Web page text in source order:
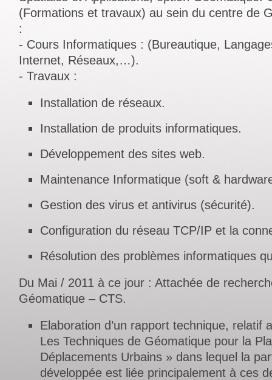
(Formations et travaux) au sein du centre de
:
- Cours Informatiques : (Bureautique,
Internet, Réseaux,…).
- Travaux :
Installation de réseaux.
Installation de produits informatiques.
Développement des sites web.
Maintenance Informatique (soft &
Gestion des virus et antivirus (sécurité).
Configuration du réseau TCP/IP et la
Résolution des problèmes informatiques
Du Mai / 2011 à ce jour : Attachée de
Géomatique – CTS.
Elaboration d’un rapport technique, relatif
Les Techniques de Géomatique pour la
Déplacements Urbains » dans lequel la
développée est liée principalement à ces